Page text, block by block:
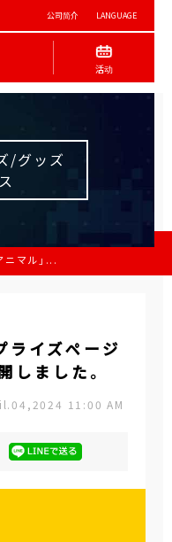
公司简介 LANGUAGE
活动
/グッズ
ニマル」...
ライズページ
しました。
11:00 AM